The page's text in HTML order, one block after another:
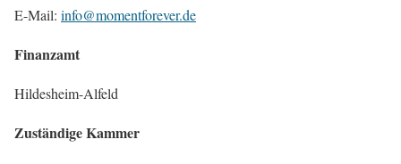
E-Mail: info@momentforever.de
Finanzamt
Hildesheim-Alfeld
Zuständige Kammer